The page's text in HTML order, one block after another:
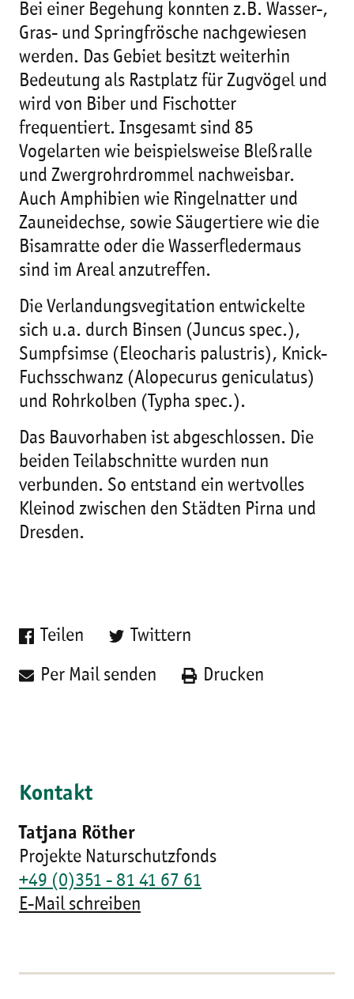
Bei einer Begehung konnten z.B. Wasser-,
Gras- und Springfrösche nachgewiesen
werden. Das Gebiet besitzt weiterhin
Bedeutung als Rastplatz für Zugvögel und
wird von Biber und Fischotter
frequentiert. Insgesamt sind 85
Vogelarten wie beispielsweise Bleßralle
und Zwergrohrdrommel nachweisbar.
Auch Amphibien wie Ringelnatter und
Zauneidechse, sowie Säugertiere wie die
Bisamratte oder die Wasserfledermaus
sind im Areal anzutreffen.
Die Verlandungsvegitation entwickelte
sich u.a. durch Binsen (Juncus spec.),
Sumpfsimse (Eleocharis palustris), Knick-
Fuchsschwanz (Alopecurus geniculatus)
und Rohrkolben (Typha spec.).
Das Bauvorhaben ist abgeschlossen. Die
beiden Teilabschnitte wurden nun
verbunden. So entstand ein wertvolles
Kleinod zwischen den Städten Pirna und
Dresden.
Teilen Twittern
Per Mail senden Drucken
Kontakt
Tatjana Röther
Projekte Naturschutzfonds
+49 (0)351 - 81 41 67 61
E-Mail schreiben